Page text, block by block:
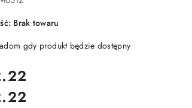
Brak towaru
gdy produkt będzie dostępny